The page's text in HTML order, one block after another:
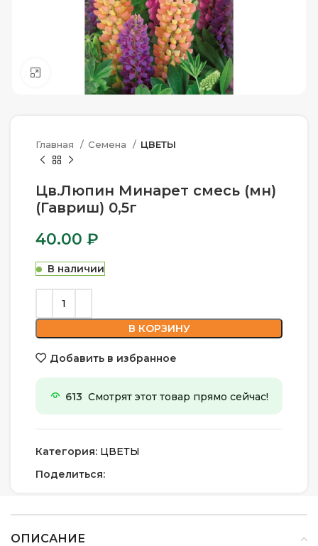
Нажмите, чтобы увеличить
Главная Семена ЦВЕТЫ
Цв.Люпин Минарет смесь (мн)
(Гавриш) 0,5г
40.00 ₽
В наличии
В КОРЗИНУ
Добавить в избранное
613 Смотрят этот товар прямо сейчас!
Категория: ЦВЕТЫ
Поделиться:
ОПИСАНИЕ